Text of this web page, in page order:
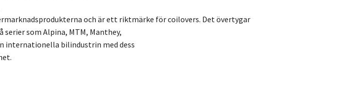
och är ett riktmärke för coilovers. Det övertygar
som Alpina, MTM, Manthey,
internationella bilindustrin med dess